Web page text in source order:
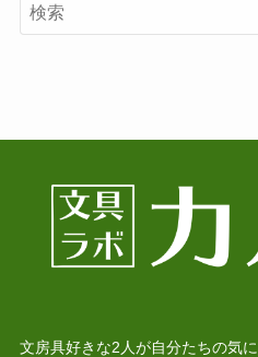
文房具好きな2人が自分たちの気